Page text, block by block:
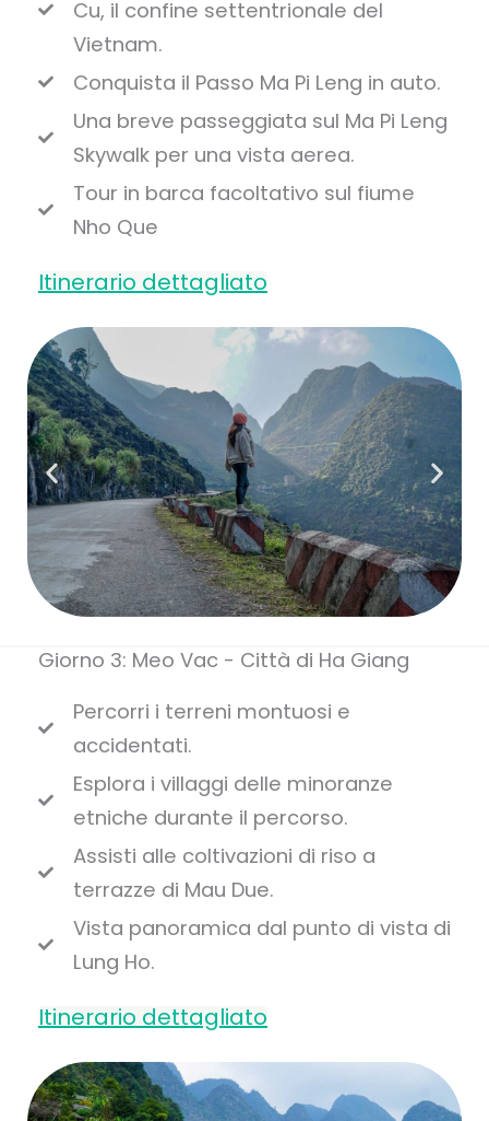
Cu, il confine settentrionale del
Vietnam.
Conquista il Passo Ma Pi Leng in auto.
Una breve passeggiata sul Ma Pi Leng
Skywalk per una vista aerea.
Tour in barca facoltativo sul fiume
Nho Que
Itinerario dettagliato
Giorno 3: Meo Vac - Città di Ha Giang
Percorri i terreni montuosi e
accidentati.
Esplora i villaggi delle minoranze
etniche durante il percorso.
Assisti alle coltivazioni di riso a
terrazze di Mau Due.
Vista panoramica dal punto di vista di
Lung Ho.
Itinerario dettagliato